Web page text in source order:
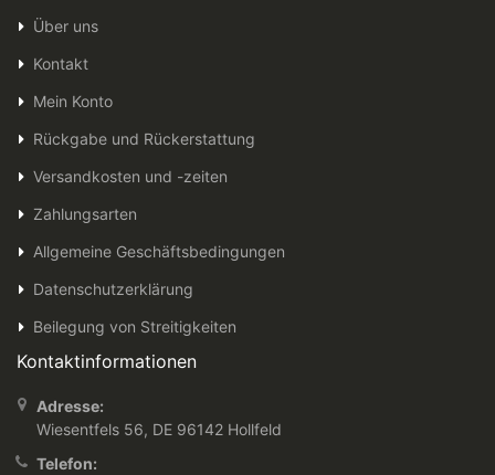
Über uns
Kontakt
Mein Konto
Rückgabe und Rückerstattung
Versandkosten und -zeiten
Zahlungsarten
Allgemeine Geschäftsbedingungen
Datenschutzerklärung
Beilegung von Streitigkeiten
Kontaktinformationen
Adresse:
Wiesentfels 56, DE 96142 Hollfeld
Telefon: